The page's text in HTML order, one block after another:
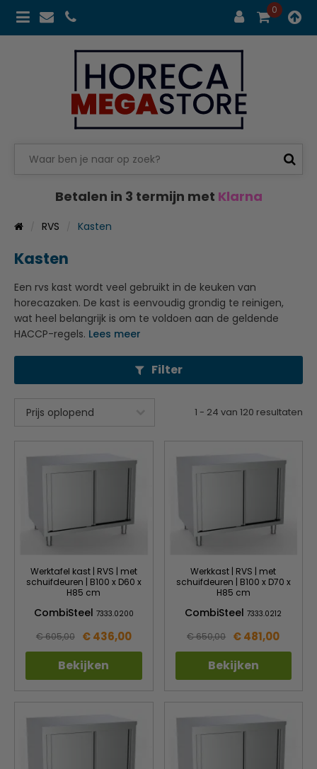
0
Betalen in 3 termijn met Klarna
RVS Kasten
Kasten
Een rvs kast wordt veel gebruikt in de keuken van
horecazaken. De kast is eenvoudig grondig te reinigen,
wat heel belangrijk is om te voldoen aan de geldende
HACCP-regels. Lees meer
Filter
1 - 24 van 120 resultaten
Werktafel kast | RVS | met
schuifdeuren | B100 x D60 x
H85 cm
CombiSteel 7333.0200
€ 605,00 € 436,00
Bekijken
Werkkast | RVS | met
schuifdeuren | B100 x D70 x
H85 cm
CombiSteel7333.0212
€ 650,00 € 481,00
Bekijken